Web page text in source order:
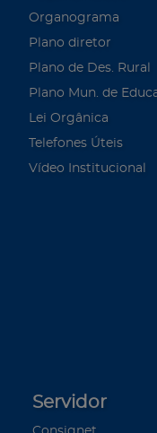
Organograma
Plano diretor
Plano de Des. Rural
Plano Mun. de
Lei Orgânica
Telefones Úteis
Vídeo Institucional
Servidor